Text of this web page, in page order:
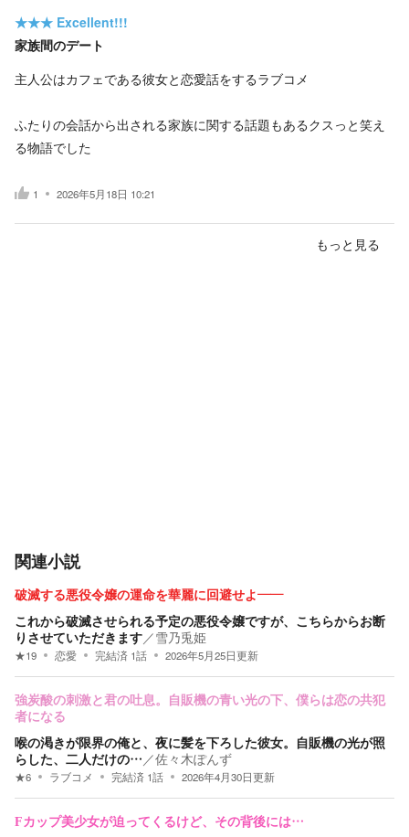
★★★ Excellent!!!
家族間のデート
主人公はカフェである彼女と恋愛話をするラブコメ
ふたりの会話から出される家族に関する話題もあるクスっと笑え
る物語でした
1 2026年5月18日 10:21
もっと見る
関連小説
破滅する悪役令嬢の運命を華麗に回避せよ――
これから破滅させられる予定の悪役令嬢ですが、こちらからお断
りさせていただきます／雪乃兎姫
★19 恋愛 完結済 1話 2026年5月25日更新
​強炭酸の刺激と君の吐息。自販機の青い光の下、僕らは恋の共犯
者になる
​喉の渇きが限界の俺と、夜に髪を下ろした彼女。自販機の光が照
らした、二人だけの…／佐々木ぽんず
★6 ラブコメ 完結済 1話 2026年4月30日更新
Fカップ美少女が迫ってくるけど、その背後には…